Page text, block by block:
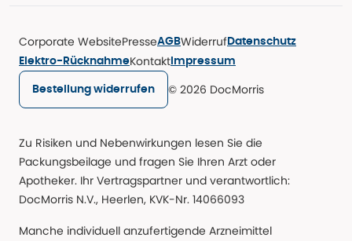
Corporate WebsitePresseAGBWiderruf Datenschutz
Elektro-RücknahmeKontakt Impressum
Bestellung widerrufen © 2026 DocMorris
Zu Risiken und Nebenwirkungen lesen Sie die
Packungsbeilage und fragen Sie Ihren Arzt oder
Apotheker. Ihr Vertragspartner und verantwortlich:
DocMorris N.V., Heerlen, KVK-Nr. 14066093
Manche individuell anzufertigende Arzneimittel